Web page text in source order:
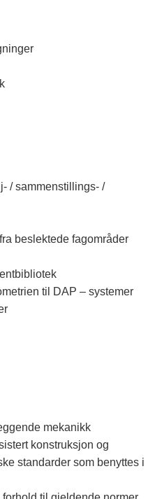
/ sammenstillings- /
beslektede fagområder
til DAP – systemer
mekanikk
konstruksjon og
standarder som benyttes i